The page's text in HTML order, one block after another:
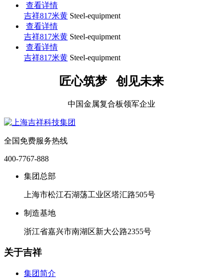
查看详情
吉祥817米黄 Steel-equipment
查看详情
吉祥817米黄 Steel-equipment
查看详情
吉祥817米黄 Steel-equipment
匠心筑梦 创见未来
中国金属复合板领军企业
全国免费服务热线
400-7767-888
集团总部
上海市松江石湖荡工业区塔汇路505号
制造基地
浙江省嘉兴市南湖区新大公路2355号
关于吉祥
集团简介